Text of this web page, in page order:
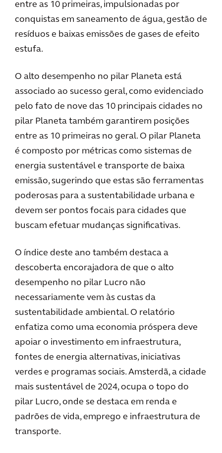
entre as 10 primeiras, impulsionadas por
conquistas em saneamento de água, gestão de
resíduos e baixas emissões de gases de efeito
estufa.
O alto desempenho no pilar Planeta está
associado ao sucesso geral, como evidenciado
pelo fato de nove das 10 principais cidades no
pilar Planeta também garantirem posições
entre as 10 primeiras no geral. O pilar Planeta
é composto por métricas como sistemas de
energia sustentável e transporte de baixa
emissão, sugerindo que estas são ferramentas
poderosas para a sustentabilidade urbana e
devem ser pontos focais para cidades que
buscam efetuar mudanças significativas.
O índice deste ano também destaca a
descoberta encorajadora de que o alto
desempenho no pilar Lucro não
necessariamente vem às custas da
sustentabilidade ambiental. O relatório
enfatiza como uma economia próspera deve
apoiar o investimento em infraestrutura,
fontes de energia alternativas, iniciativas
verdes e programas sociais. Amsterdã, a cidade
mais sustentável de 2024, ocupa o topo do
pilar Lucro, onde se destaca em renda e
padrões de vida, emprego e infraestrutura de
transporte.